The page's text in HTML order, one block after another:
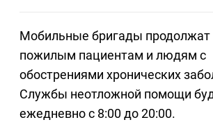
Мобильные бригады
пожилым пациентам и людям с
обострениями хронических
Службы неотложной помощи
ежедневно с 8:00 до 20:00.